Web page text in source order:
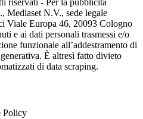
Mediaset N.V., sede legale
Viale Europa 46, 20093 Cologno
e ai dati personali trasmessi e/o
funzionale all’addestramento di
È altresì fatto divieto
di data scraping.
Policy